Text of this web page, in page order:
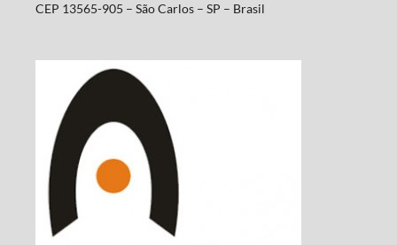
CEP 13565-905 – São Carlos – SP – Brasil